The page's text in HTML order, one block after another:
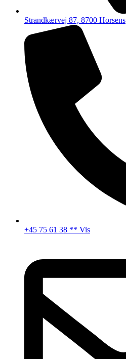
Strandkærvej 87, 8700 Horsens
+45 75 61 38 ** Vis